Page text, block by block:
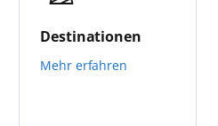
Mehr erfahren
Destinationen